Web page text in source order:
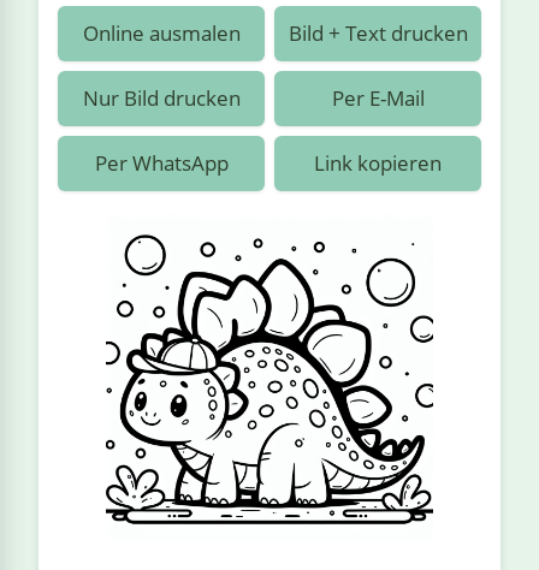
›
Gemüse ›
& Blumen ›
›
Kipplaster
Rennautos
Schaufelradbagger
Traktoren
Piraten
Prinzessinnen
Regenbogen
Ritter
Superhelden
Online ausmalen Bild + Text drucken
Nur Bild drucken Per E-Mail
Per WhatsApp Link kopieren